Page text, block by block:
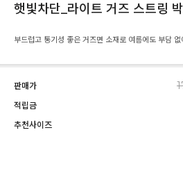
햇빛차단_라이트 거즈 스트링
부드럽고 통기성 좋은 거즈면 소재로 여름에도 부담
판매가
적립금
추천사이즈